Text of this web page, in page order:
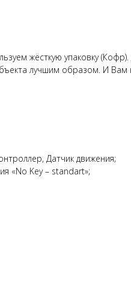
жёсткую упаковку
лучшим образом. И Вам
Датчик движения;
«No Key – standart»;